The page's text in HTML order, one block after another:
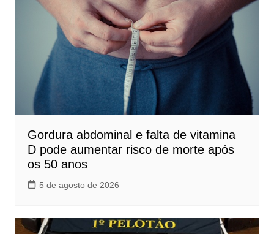
Gordura abdominal e falta de vitamina
D pode aumentar risco de morte após
os 50 anos
5 de agosto de 2026